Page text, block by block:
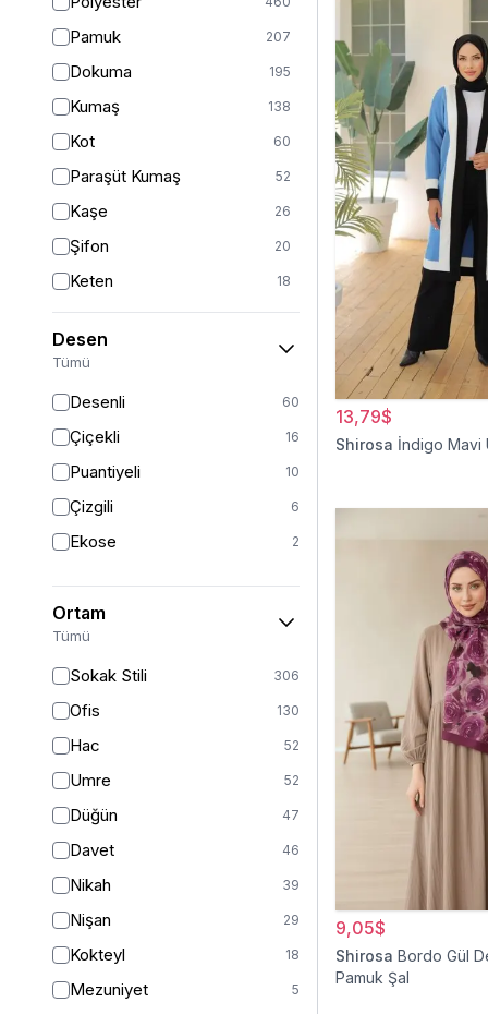
Pamuk 207
Dokuma 195
Kumaş 138
Kot 60
Paraşüt Kumaş 52
Kaşe 26
Şifon 20
Keten 18
Viskon 17
Saten 15
Peluş 2
Jarse
Kadife
Süet
Sandy
Desen
Tümü
Desenli 60
Çiçekli 16
Puantiyeli 10
Çizgili 6
Ekose 2
Ortam
Tümü
Sokak Stili 306
Ofis 130
Hac 52
Umre 52
Düğün 47
Davet 46
Nikah 39
Nişan 29
Kokteyl 18
Mezuniyet 5
13,79$
Shirosa İndigo Mavi
9,05$
Shirosa Bordo Gül
Pamuk Şal